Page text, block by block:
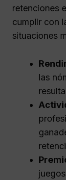
retenciones
cumplir con
situaciones
las